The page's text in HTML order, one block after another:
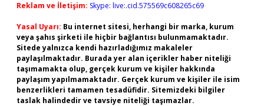
Reklam ve İletişim: Skype: live:.cid.575569c608265c69
Yasal Uyarı: Bu internet sitesi, herhangi bir marka, kurum
veya şahıs şirketi ile hiçbir bağlantısı bulunmamaktadır.
Sitede yalnızca kendi hazırladığımız makaleler
paylaşılmaktadır. Burada yer alan içerikler haber niteliği
taşımamakta olup, gerçek kurum ve kişiler hakkında
paylaşım yapılmamaktadır. Gerçek kurum ve kişiler ile isim
benzerlikleri tamamen tesadüfidir. Sitemizdeki bilgiler
taslak halindedir ve tavsiye niteliği taşımazlar.